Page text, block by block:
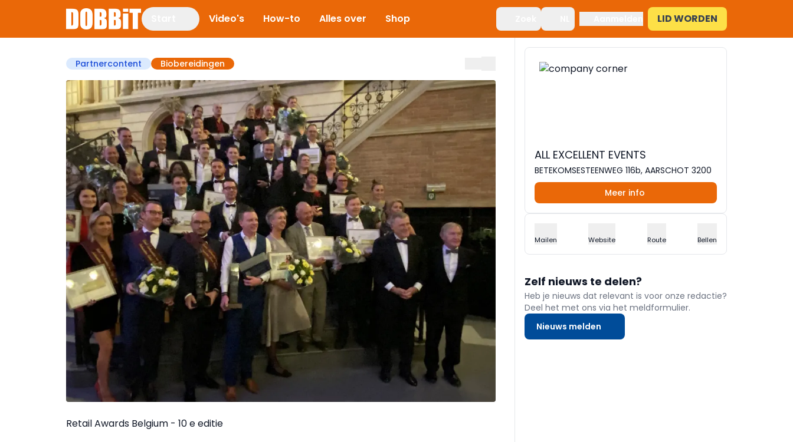
Video's How-to Alles over Shop LID WORDEN
Partnercontent Biobereidingen
Retail Awards Belgium - 10 e editie
ALL EXCELLENT EVENTS
BETEKOMSESTEENWEG 116b, AARSCHOT 3200
Meer info
Mailen Website Route Bellen
Zelf nieuws te delen?
Heb je nieuws dat relevant is voor onze redactie?
Deel het met ons via het meldformulier.
Nieuws melden